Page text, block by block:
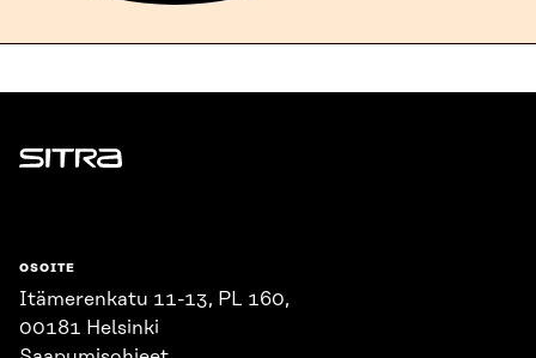
Sitra
OSOITE
Itämerenkatu 11-13, PL 160,
00181 Helsinki